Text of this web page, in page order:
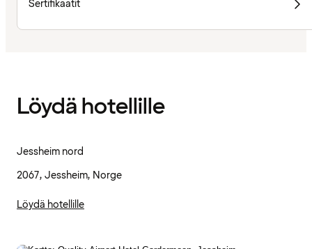
Sertifikaatit
Löydä hotellille
Jessheim nord
2067, Jessheim, Norge
Löydä hotellille